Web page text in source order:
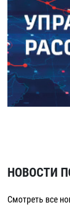
НОВОСТИ
Смотреть все